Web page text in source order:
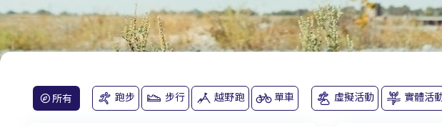
所有 跑步 步行 越野跑 單車 虛擬活動 實體活